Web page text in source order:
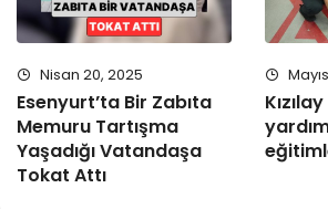
Nisan 20, 2025
Esenyurt’ta Bir Zabıta
Memuru Tartışma
Yaşadığı Vatandaşa
Tokat Attı